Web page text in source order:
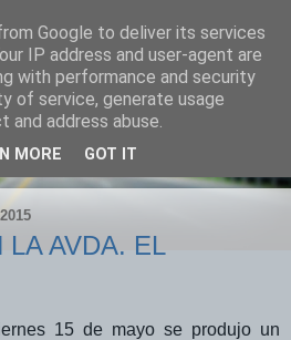
"DOÑA
748 026
AVDA. EL
15 de mayo se produjo un
Google to deliver its services
IP address and user-agent are
with performance and security
of service, generate usage
address abuse.
MORE GOT IT